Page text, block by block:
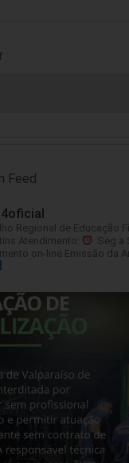
Feed
Regional de Educação
Atendimento:
Seg a
on-line Emissão da